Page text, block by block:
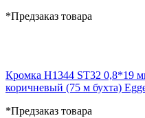
*Предзаказ товара
Кромка H1344 ST32 0,8*19
коричневый (75 м бухта)
*Предзаказ товара